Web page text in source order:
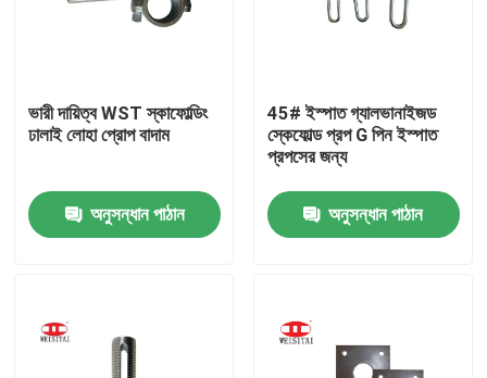
পণ্য
ভারী দায়িত্ব WST স্কাফোল্ডিং
ঢালাই লোহা প্রোপ বাদাম
অনুসন্ধান পাঠান
45# ইস্পাত গ্যালভানাইজড
স্কেফোল্ড প্রপ G পিন ইস্পাত
প্রপসের জন্য
অনুসন্ধান পাঠান